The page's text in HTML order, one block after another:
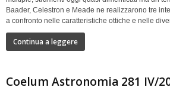
Baader, Celestron e Meade ne realizzarono tre
a confronto nelle caratteristiche ottiche e nelle
Continua a leggere
Coelum Astronomia 281 IV/